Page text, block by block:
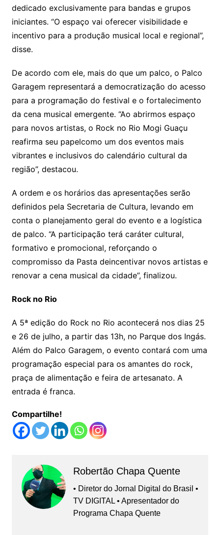
dedicado exclusivamente para bandas e grupos
iniciantes. “O espaço vai oferecer visibilidade e
incentivo para a produção musical local e regional”,
disse.
De acordo com ele, mais do que um palco, o Palco
Garagem representará a democratização do acesso
para a programação do festival e o fortalecimento
da cena musical emergente. “Ao abrirmos espaço
para novos artistas, o Rock no Rio Mogi Guaçu
reafirma seu papelcomo um dos eventos mais
vibrantes e inclusivos do calendário cultural da
região”, destacou.
A ordem e os horários das apresentações serão
definidos pela Secretaria de Cultura, levando em
conta o planejamento geral do evento e a logística
de palco. “A participação terá caráter cultural,
formativo e promocional, reforçando o
compromisso da Pasta deincentivar novos artistas e
renovar a cena musical da cidade”, finalizou.
Rock no Rio
A 5ª edição do Rock no Rio acontecerá nos dias 25
e 26 de julho, a partir das 13h, no Parque dos Ingás.
Além do Palco Garagem, o evento contará com uma
programação especial para os amantes do rock,
praça de alimentação e feira de artesanato. A
entrada é franca.
Compartilhe!
Robertão Chapa Quente
• Diretor do Jornal Digital do Brasil •
TV DIGITAL • Apresentador do
Programa Chapa Quente